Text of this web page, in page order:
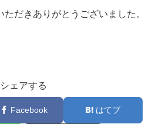
だきありがとうございました。
シェアする
Facebook はてブ